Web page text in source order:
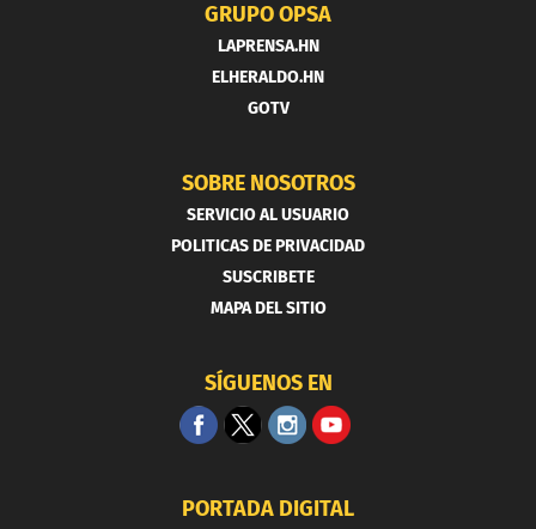
GRUPO OPSA
LAPRENSA.HN
ELHERALDO.HN
GOTV
SOBRE NOSOTROS
SERVICIO AL USUARIO
POLITICAS DE PRIVACIDAD
SUSCRIBETE
MAPA DEL SITIO
SÍGUENOS EN
PORTADA DIGITAL